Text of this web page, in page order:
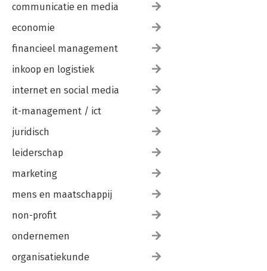
communicatie en media
economie
financieel management
inkoop en logistiek
internet en social media
it-management / ict
juridisch
leiderschap
marketing
mens en maatschappij
non-profit
ondernemen
organisatiekunde